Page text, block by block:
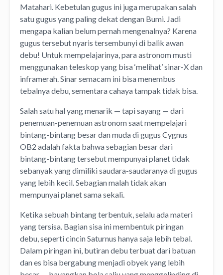
Matahari. Kebetulan gugus ini juga merupakan salah
satu gugus yang paling dekat dengan Bumi. Jadi
mengapa kalian belum pernah mengenalnya? Karena
gugus tersebut nyaris tersembunyi di balik awan
debu! Untuk mempelajarinya, para astronom musti
menggunakan teleskop yang bisa ‘melihat’ sinar-X dan
inframerah. Sinar semacam ini bisa menembus
tebalnya debu, sementara cahaya tampak tidak bisa.
Salah satu hal yang menarik — tapi sayang — dari
penemuan-penemuan astronom saat mempelajari
bintang-bintang besar dan muda di gugus Cygnus
OB2 adalah fakta bahwa sebagian besar dari
bintang-bintang tersebut mempunyai planet tidak
sebanyak yang dimiliki saudara-saudaranya di gugus
yang lebih kecil. Sebagian malah tidak akan
mempunyai planet sama sekali.
Ketika sebuah bintang terbentuk, selalu ada materi
yang tersisa. Bagian sisa ini membentuk piringan
debu, seperti cincin Saturnus hanya saja lebih tebal.
Dalam piringan ini, butiran debu terbuat dari batuan
dan es bisa bergabung menjadi obyek yang lebih